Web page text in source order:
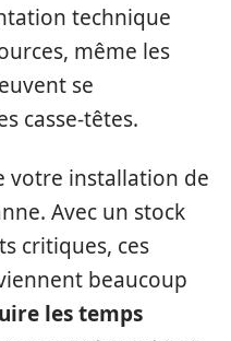
technique
même les
se
casse-têtes.
votre installation de
Avec un stock
critiques, ces
beaucoup
les temps